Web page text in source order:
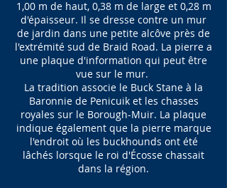
1,00 m de haut, 0,38 m de large et 0,28 m
d'épaisseur. Il se dresse contre un mur
de jardin dans une petite alcôve près de
l'extrémité sud de Braid Road. La pierre a
une plaque d'information qui peut être
vue sur le mur.
La tradition associe le Buck Stane à la
Baronnie de Penicuik et les chasses
royales sur le Borough-Muir. La plaque
indique également que la pierre marque
l'endroit où les buckhounds ont été
lâchés lorsque le roi d'Écosse chassait
dans la région.